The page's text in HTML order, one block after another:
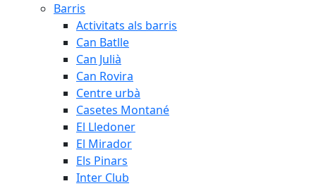
Barris
Activitats als barris
Can Batlle
Can Julià
Can Rovira
Centre urbà
Casetes Montané
El Lledoner
El Mirador
Els Pinars
Inter Club